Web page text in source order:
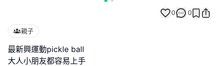
0 0
親子
最新興運動pickle ball
大人小朋友都容易上手